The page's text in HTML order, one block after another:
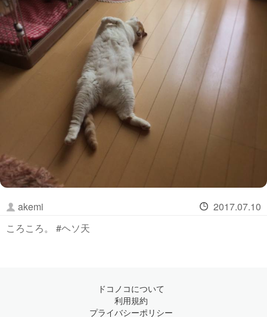
akemi
2017.07.10
ころころ。 #ヘソ天
ドコノコについて
利用規約
プライバシーポリシー